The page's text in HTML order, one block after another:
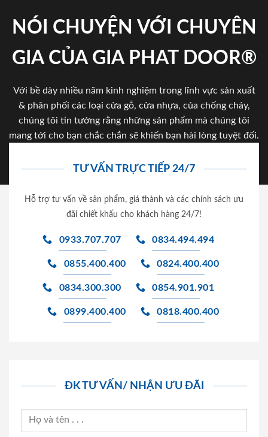
NÓI CHUYỆN VỚI CHUYÊN
GIA CỦA GIA PHAT DOOR®
Với bề dày nhiều năm kinh nghiệm trong lĩnh vực sản xuất
& phân phối các loại cửa gỗ, cửa nhựa, của chống cháy,
chúng tôi tin tưởng rằng những sản phẩm mà chúng tôi
mang tới cho bạn chắc chắn sẽ khiến bạn hài lòng tuyệt đối.
TƯ VẤN TRỰC TIẾP 24/7
Hỗ trợ tư vấn về sản phẩm, giá thành và các chính sách ưu
đãi chiết khấu cho khách hàng 24/7!
0933.707.707 0834.494.494
0855.400.400 0824.400.400
0834.300.300 0854.901.901
0899.400.400 0818.400.400
ĐK TƯ VẤN/ NHẬN ƯU ĐÃI